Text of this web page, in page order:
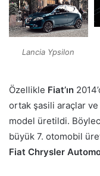
Lancia Ypsilon
Özellikle Fiat’ın
ortak şasili araçlar ve
model üretildi.
büyük 7. otomobil
Fiat Chrysler